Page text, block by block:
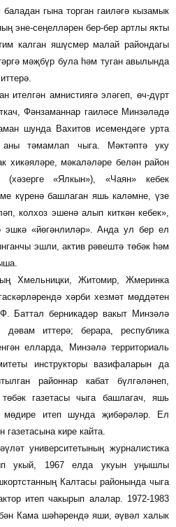
гына торган гаиләгә кызамык
эне-сеңелләрен бер-бер артлы якты
калган яшүсмер малай райондагы
мәҗбүр була һәм туган авылында
ителгән амнистиягә эләгеп, өч-дүрт
Фәнзаманнар гаиләсе Минзәләдә
шунда Вахитов исемендәге урта
тәмамлап чыга. Мәктәптә уку
хикәяләре, мәкаләләре белән район
(хәзерге «Ялкын»), «Чаян» кебек
күренә башлаган яшь каләмне, үзе
колхоз эшенә алып киткән кебек»,
эшкә «йөгәнлиләр». Анда ул бер ел
эшли, актив рәвештә төбәк һәм
Хмельницки, Житомир, Жмеринка
хәрби хезмәт мөддәтен
Баттал берникадәр вакыт Минзәлә
дәвам иттерә; берара, республика
елларда, Минзәлә территориаль
инструкторы вазифаларын да
районнар кабат бүлгәләнеп,
газетасы чыга башлагач, яшь
мөдире итеп шунда җибәрәләр. Ел
кире кайта.
университетының журналистика
укый, 1967 елда укуын уңышлы
Калтасы районында чыга
итеп чакырып алалар. 1972-1983
Кама шәһәрендә яши, әүвәл халык